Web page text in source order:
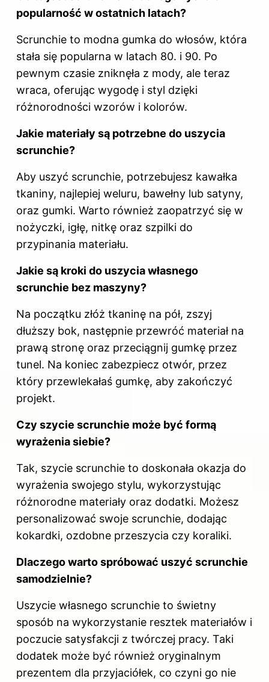
popularność w ostatnich latach?
Scrunchie to modna gumka do włosów, która
stała się popularna w latach 80. i 90. Po
pewnym czasie zniknęła z mody, ale teraz
wraca, oferując wygodę i styl dzięki
różnorodności wzorów i kolorów.
Jakie materiały są potrzebne do uszycia
scrunchie?
Aby uszyć scrunchie, potrzebujesz kawałka
tkaniny, najlepiej weluru, bawełny lub satyny,
oraz gumki. Warto również zaopatrzyć się w
nożyczki, igłę, nitkę oraz szpilki do
przypinania materiału.
Jakie są kroki do uszycia własnego
scrunchie bez maszyny?
Na początku złóż tkaninę na pół, zszyj
dłuższy bok, następnie przewróć materiał na
prawą stronę oraz przeciągnij gumkę przez
tunel. Na koniec zabezpiecz otwór, przez
który przewlekałaś gumkę, aby zakończyć
projekt.
Czy szycie scrunchie może być formą
wyrażenia siebie?
Tak, szycie scrunchie to doskonała okazja do
wyrażenia swojego stylu, wykorzystując
różnorodne materiały oraz dodatki. Możesz
personalizować swoje scrunchie, dodając
kokardki, ozdobne przeszycia czy koraliki.
Dlaczego warto spróbować uszyć scrunchie
samodzielnie?
Uszycie własnego scrunchie to świetny
sposób na wykorzystanie resztek materiałów i
poczucie satysfakcji z twórczej pracy. Taki
dodatek może być również oryginalnym
prezentem dla przyjaciółek, co czyni go nie